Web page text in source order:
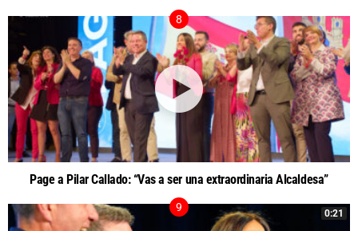
Page a Pilar Callado: “Vas a ser una extraordinaria Alcaldesa”
0:21